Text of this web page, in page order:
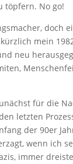
töpfern. No go!
doch
mein
neu
für die
letzten
der 90er
wenn ich
immer